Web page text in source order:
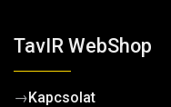
TavIR WebShop
→Kapcsolat